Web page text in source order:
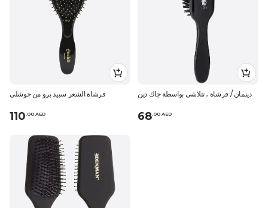
فرشاة الشعر سبيد برو من جوشلي
110.00 AED
دينمان / فرشاة ، تتلاشى بواسطة جاك دين
68.00 AED